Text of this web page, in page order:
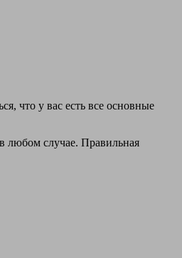
что у вас есть все основные
любом случае. Правильная